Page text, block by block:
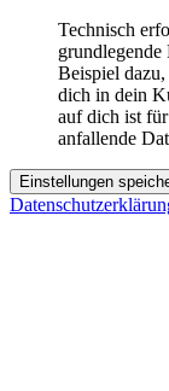
Technisch
grundlegende
Beispiel
dich in dein
auf dich ist
anfallende
Einstellungen